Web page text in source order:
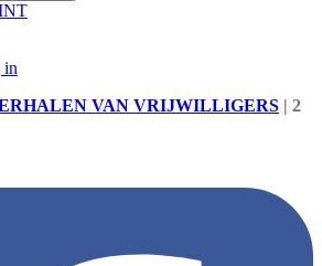
in
VAN VRIJWILLIGERS | 2